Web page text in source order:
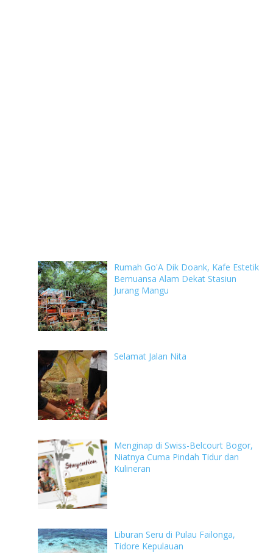
Rumah Go'A Dik Doank, Kafe Estetik
Bernuansa Alam Dekat Stasiun
Jurang Mangu
Selamat Jalan Nita
Menginap di Swiss-Belcourt Bogor,
Niatnya Cuma Pindah Tidur dan
Kulineran
Liburan Seru di Pulau Failonga,
Tidore Kepulauan